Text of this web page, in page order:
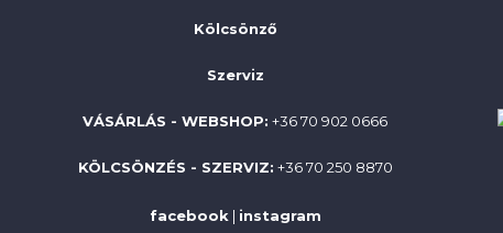
Kölcsönző
Szerviz
VÁSÁRLÁS - WEBSHOP: +36 70 902 0666
KÖLCSÖNZÉS - SZERVIZ: +36 70 250 8870
facebook| instagram